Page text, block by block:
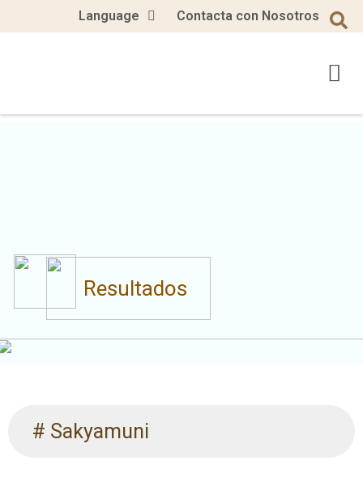
Language Contacta con Nosotros
Resultados
# Sakyamuni